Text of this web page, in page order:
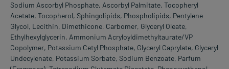
Sodium Ascorbyl Phosphate, Ascorbyl Palmitate, Tocopheryl
Acetate, Tocopherol, Sphingolipids, Phospholipids, Pentylene
Glycol, Lecithin, Dimethicone, Carbomer, Glyceryl Oleate,
Ethylhexylglycerin, Ammonium Acryloyldimethyltaurate/VP
Copolymer, Potassium Cetyl Phosphate, Glyceryl Caprylate, Glyceryl
Undecylenate, Potassium Sorbate, Sodium Benzoate, Parfum